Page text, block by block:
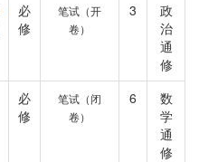
必
修
笔试（开
卷）
3
政
治
通
修
必
修
笔试（闭
卷）
6
数
学
通
修